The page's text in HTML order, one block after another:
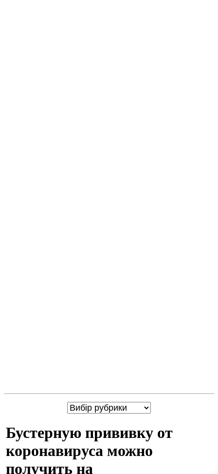
Бустерную прививку от
коронавируса можно
получить на